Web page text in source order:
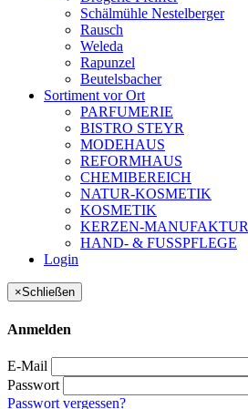
Schälmühle Nestelberger
Rausch
Weleda
Rapunzel
Beutelsbacher
Sortiment vor Ort
PARFUMERIE
BISTRO STEYR
MODEHAUS
REFORMHAUS
CHEMIBEREICH
NATUR-KOSMETIK
KOSMETIK
KERZEN-MANUFAKTUR
HAND- & FUSSPFLEGE
Login
×Schließen
Anmelden
E-Mail
Passwort
Passwort vergessen?